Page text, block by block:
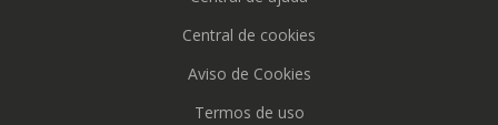
Central de cookies
Aviso de Cookies
Termos de uso